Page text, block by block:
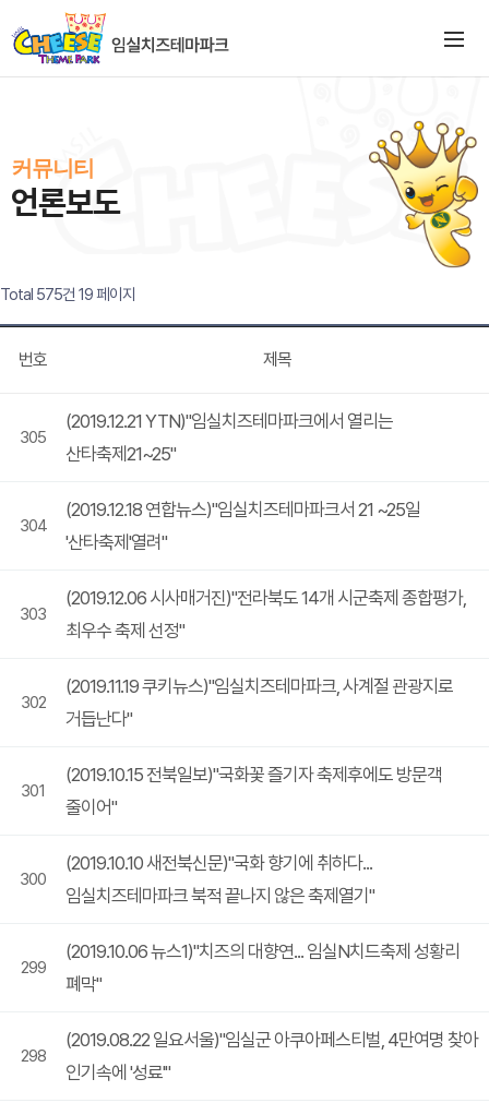
커뮤니티
언론보도
Total 575건 19 페이지
번호 제목
305
(2019.12.21 YTN)"임실치즈테마파크에서 열리는
산타축제21~25"
304
(2019.12.18 연합뉴스)"임실치즈테마파크서 21 ~25일
'산타축제'열려"
303
(2019.12.06 시사매거진)"전라북도 14개 시군축제 종합평가,
최우수 축제 선정"
302
(2019.11.19 쿠키뉴스)"임실치즈테마파크, 사계절 관광지로
거듭난다"
301
(2019.10.15 전북일보)"국화꽃 즐기자 축제후에도 방문객
줄이어"
300
(2019.10.10 새전북신문)"국화 향기에 취하다...
임실치즈테마파크 북적 끝나지 않은 축제열기"
299
(2019.10.06 뉴스1)"치즈의 대향연... 임실N치드축제 성황리
폐막"
298
(2019.08.22 일요서울)"임실군 아쿠아페스티벌, 4만여명 찾아
인기속에 '성료'"